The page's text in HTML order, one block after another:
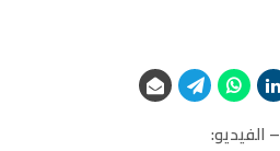
– الفيديو: